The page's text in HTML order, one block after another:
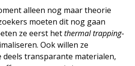
alleen nog maar theorie
moeten dit nog gaan
ze eerst hetthermal trapping-
Ook willen ze
transparante materialen,